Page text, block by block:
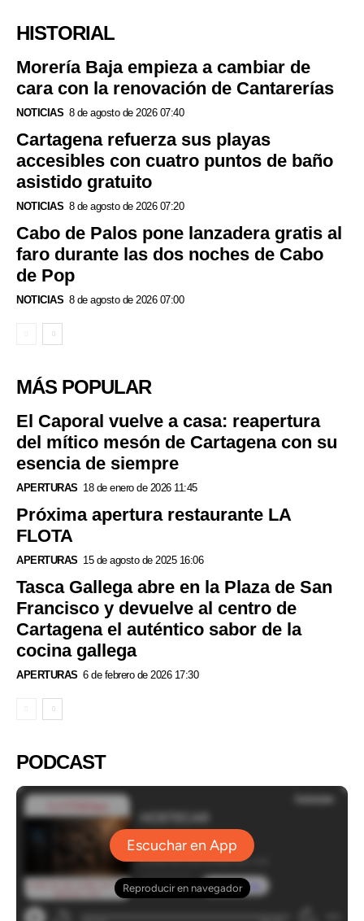
HISTORIAL
Morería Baja empieza a cambiar de
cara con la renovación de Cantarerías
NOTICIAS 8 de agosto de 2026 07:40
Cartagena refuerza sus playas
accesibles con cuatro puntos de baño
asistido gratuito
NOTICIAS 8 de agosto de 2026 07:20
Cabo de Palos pone lanzadera gratis al
faro durante las dos noches de Cabo
de Pop
NOTICIAS 8 de agosto de 2026 07:00
MÁS POPULAR
El Caporal vuelve a casa: reapertura
del mítico mesón de Cartagena con su
esencia de siempre
APERTURAS 18 de enero de 2026 11:45
Próxima apertura restaurante LA
FLOTA
APERTURAS 15 de agosto de 2025 16:06
Tasca Gallega abre en la Plaza de San
Francisco y devuelve al centro de
Cartagena el auténtico sabor de la
cocina gallega
APERTURAS 6 de febrero de 2026 17:30
PODCAST